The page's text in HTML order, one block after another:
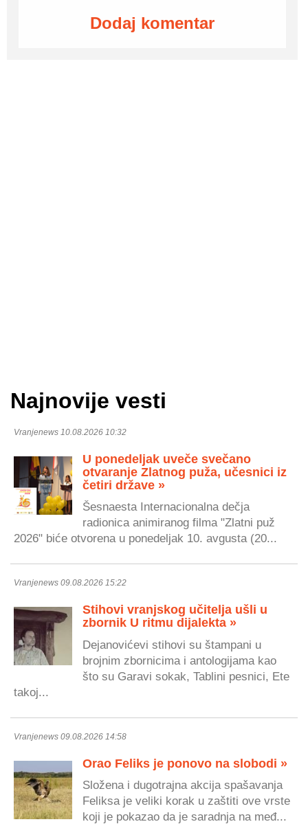
Dodaj komentar
Najnovije vesti
Vranjenews 10.08.2026 10:32
U ponedeljak uveče svečano
otvaranje Zlatnog puža, učesnici iz
četiri države »
Šesnaesta Internacionalna dečja
radionica animiranog filma "Zlatni puž
2026" biće otvorena u ponedeljak 10. avgusta (20...
Vranjenews 09.08.2026 15:22
Stihovi vranjskog učitelja ušli u
zbornik U ritmu dijalekta »
Dejanovićevi stihovi su štampani u
brojnim zbornicima i antologijama kao
što su Garavi sokak, Tablini pesnici, Ete
takoj...
Vranjenews 09.08.2026 14:58
Orao Feliks je ponovo na slobodi »
Složena i dugotrajna akcija spašavanja
Feliksa je veliki korak u zaštiti ove vrste
koji je pokazao da je saradnja na međ...